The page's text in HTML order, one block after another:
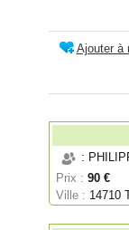
Ajouter à
:
Prix : 90 €
Ville : 14710